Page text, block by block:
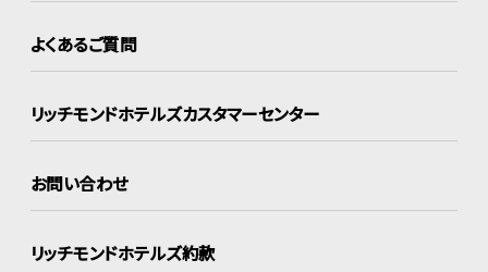
よくあるご質問
リッチモンドホテルズカスタマーセンター
お問い合わせ
リッチモンドホテルズ約款